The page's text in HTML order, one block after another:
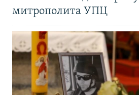
митрополита УПЦ